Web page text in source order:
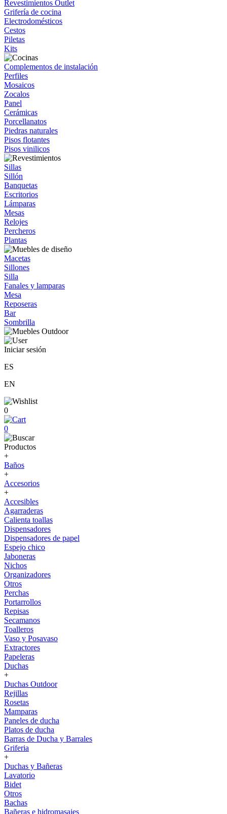
Revestimientos Outlet
Grifería de cocina
Electrodomésticos
Cestos
Piletas
Kits
Complementos de instalación
Perfiles
Mosaicos
Zocalos
Panel
Cerámicas
Porcellanatos
Piedras naturales
Pisos flotantes
Pisos vinilicos
Sillas
Sillón
Banquetas
Escritorios
Lámparas
Mesas
Relojes
Percheros
Plantas
Macetas
Sillones
Silla
Fanales y lamparas
Mesa
Reposeras
Bar
Sombrilla
Iniciar sesión
ES
EN
0
0
Productos
+
Baños
+
Accesorios
+
Accesibles
Agarraderas
Calienta toallas
Dispensadores
Dispensadores de papel
Espejo chico
Jaboneras
Nichos
Organizadores
Otros
Perchas
Portarrollos
Repisas
Secamanos
Toalleros
Vaso y Posavaso
Extractores
Papeleras
Duchas
+
Duchas Outdoor
Rejillas
Rosetas
Mamparas
Paneles de ducha
Platos de ducha
Barras de Ducha y Barrales
Griferia
+
Duchas y Bañeras
Lavatorio
Bidet
Otros
Bachas
Bañeras e hidromasajes